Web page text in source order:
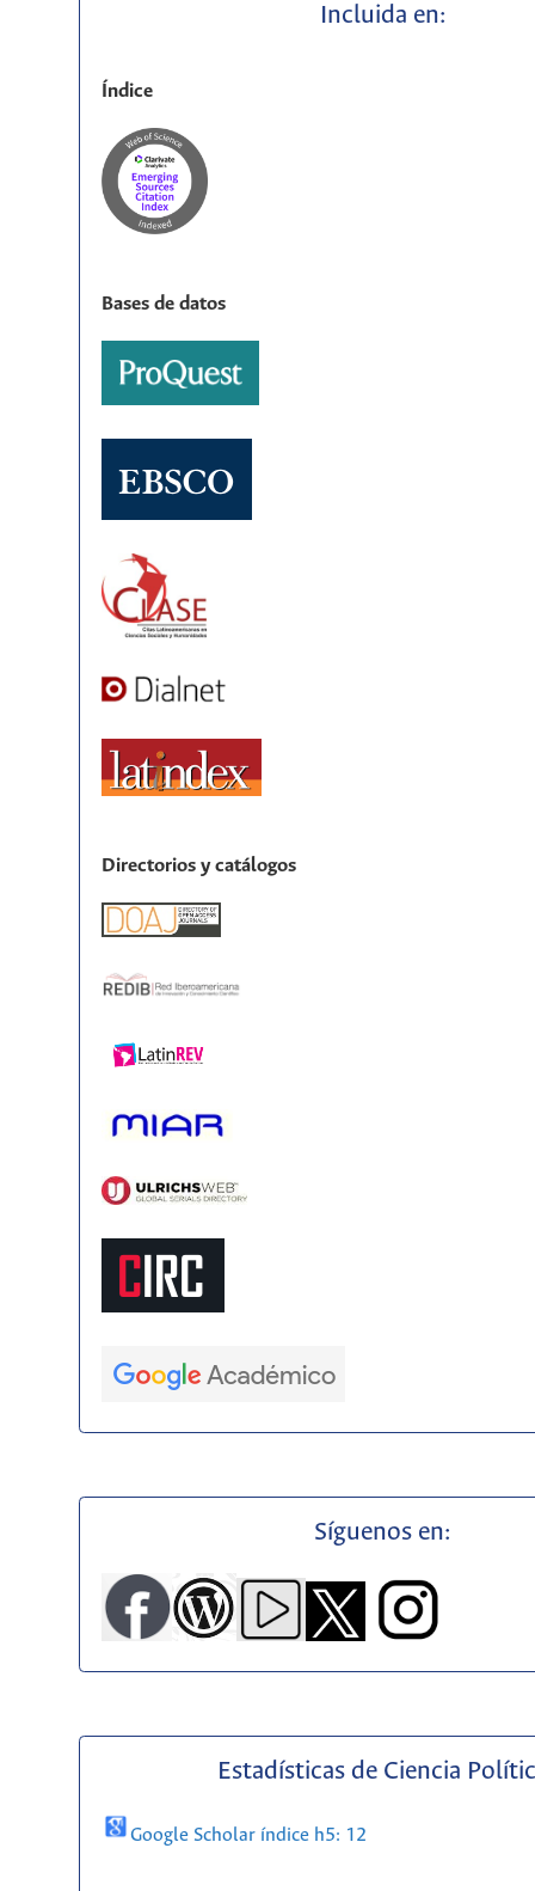
Incluida en:
Índice
Bases de datos
Directorios y catálogos
Síguenos en:
Estadísticas de Ciencia
Google Scholar índice h5: 12